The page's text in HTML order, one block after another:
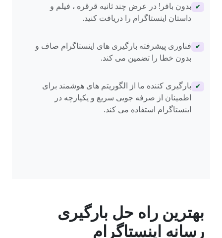
✔ بدون بافر! در عرض چند ثانیه قرقره ، فیلم و
داستان اینستاگرام را دریافت کنید.
✔ فناوری پیشرفته بارگیری های اینستاگرام صاف و
بدون خطا را تضمین می کند.
✔ بارگیری کننده ما از الگوریتم های هوشمند برای
اطمینان از صرفه جویی سریع و یکپارچه در
اینستاگرام استفاده می کند.
بهترین راه حل بارگیری
رسانه اینستاگرام